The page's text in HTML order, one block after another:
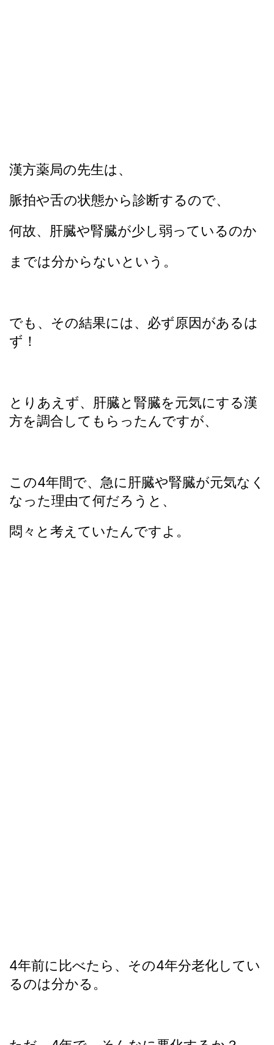
漢方薬局の先生は、
脈拍や舌の状態から診断するので、
何故、肝臓や腎臓が少し弱っているのか
までは分からないという。
でも、その結果には、必ず原因があるは
ず！
とりあえず、肝臓と腎臓を元気にする漢
方を調合してもらったんですが、
この4年間で、急に肝臓や腎臓が元気なく
なった理由て何だろうと、
悶々と考えていたんですよ。
4年前に比べたら、その4年分老化してい
るのは分かる。